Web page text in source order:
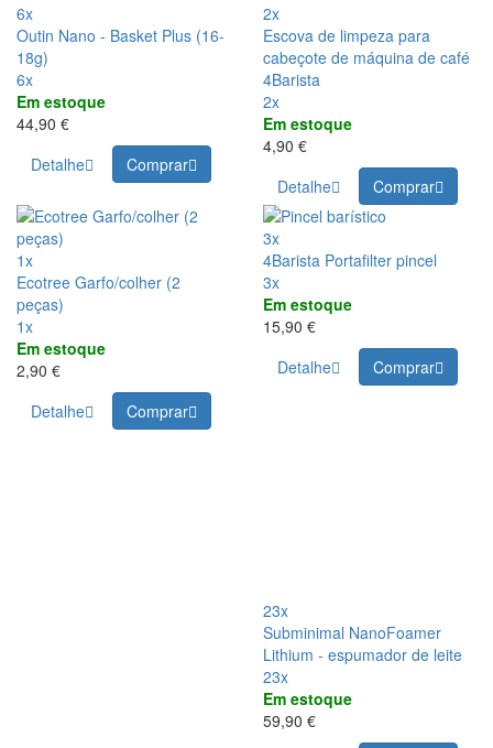
6x
Outin Nano - Basket Plus (16-
18g)
6x
Em estoque
44,90 €
Detalhe
Comprar
2x
Escova de limpeza para
cabeçote de máquina de café
4Barista
2x
Em estoque
4,90 €
Detalhe
Comprar
1x
Ecotree Garfo/colher (2
peças)
1x
Em estoque
2,90 €
Detalhe
Comprar
3x
4Barista Portafilter pincel
3x
Em estoque
15,90 €
Detalhe
Comprar
23x
Subminimal NanoFoamer
Lithium - espumador de leite
23x
Em estoque
59,90 €